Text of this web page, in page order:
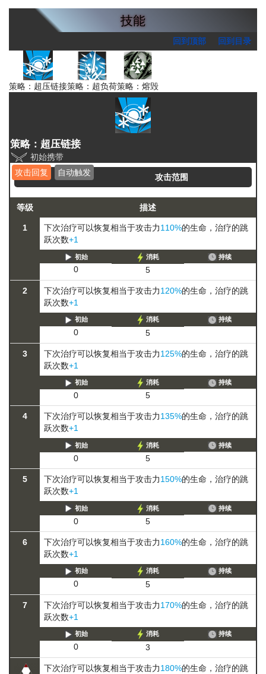
技能
回到顶部 回到目录
策略：超压链接策略：超负荷策略：熔毁
策略：超压链接
初始携带
攻击回复
自动触发 攻击范围
等级 描述
1 下次治疗可以恢复相当于攻击力110%的生命，治疗的跳
跃次数+1
初始
0
消耗
5
持续
2 下次治疗可以恢复相当于攻击力120%的生命，治疗的跳
跃次数+1
初始
0
消耗
5
持续
3 下次治疗可以恢复相当于攻击力125%的生命，治疗的跳
跃次数+1
初始
0
消耗
5
持续
4 下次治疗可以恢复相当于攻击力135%的生命，治疗的跳
跃次数+1
初始
0
消耗
5
持续
5 下次治疗可以恢复相当于攻击力150%的生命，治疗的跳
跃次数+1
初始
0
消耗
5
持续
6 下次治疗可以恢复相当于攻击力160%的生命，治疗的跳
跃次数+1
初始
0
消耗
5
持续
7 下次治疗可以恢复相当于攻击力170%的生命，治疗的跳
跃次数+1
初始
0
消耗
3
持续
下次治疗可以恢复相当于攻击力180%的生命，治疗的跳